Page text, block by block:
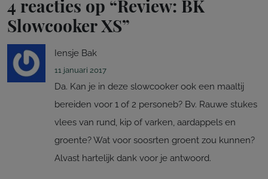
4 reacties op “Review: BK
Slowcooker XS”
Iensje Bak
11 januari 2017
Da. Kan je in deze slowcooker ook een maaltij
bereiden voor 1 of 2 personeb? Bv. Rauwe stukes
vlees van rund, kip of varken, aardappels en
groente? Wat voor soosrten groent zou kunnen?
Alvast hartelijk dank voor je antwoord.